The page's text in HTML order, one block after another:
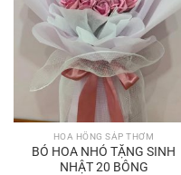
HOA HỒNG SÁP THƠM
BÓ HOA NHỎ TẶNG SINH
NHẬT 20 BÔNG